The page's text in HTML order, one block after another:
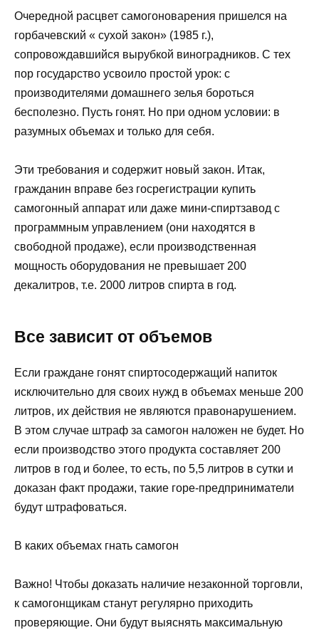
Очередной расцвет самогоноварения пришелся на
горбачевский « сухой закон» (1985 г.),
сопровождавшийся вырубкой виноградников. С тех
пор государство усвоило простой урок: с
производителями домашнего зелья бороться
бесполезно. Пусть гонят. Но при одном условии: в
разумных объемах и только для себя.
Эти требования и содержит новый закон. Итак,
гражданин вправе без госрегистрации купить
самогонный аппарат или даже мини-спиртзавод с
программным управлением (они находятся в
свободной продаже), если производственная
мощность оборудования не превышает 200
декалитров, т.е. 2000 литров спирта в год.
Все зависит от объемов
Если граждане гонят спиртосодержащий напиток
исключительно для своих нужд в объемах меньше 200
литров, их действия не являются правонарушением.
В этом случае штраф за самогон наложен не будет. Но
если производство этого продукта составляет 200
литров в год и более, то есть, по 5,5 литров в сутки и
доказан факт продажи, такие горе-предприниматели
будут штрафоваться.
В каких объемах гнать самогон
Важно! Чтобы доказать наличие незаконной торговли,
к самогонщикам станут регулярно приходить
проверяющие. Они будут выяснять максимальную